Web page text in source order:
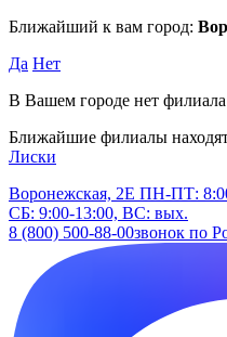
Ближайший к вам город:
Да Нет
В Вашем городе нет филиала
Ближайшие филиалы
Лиски
Воронежская, 2Е ПН-ПТ:
СБ: 9:00-13:00, ВС: вых.
8 (800) 500-88-00звонок по